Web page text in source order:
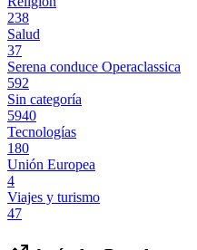
238
Salud
37
Serena conduce Operaclassica
592
Sin categoría
5940
Tecnologías
180
Unión Europea
4
Viajes y turismo
47